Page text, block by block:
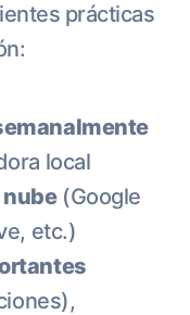
prácticas
local
nube(Google
etc.)